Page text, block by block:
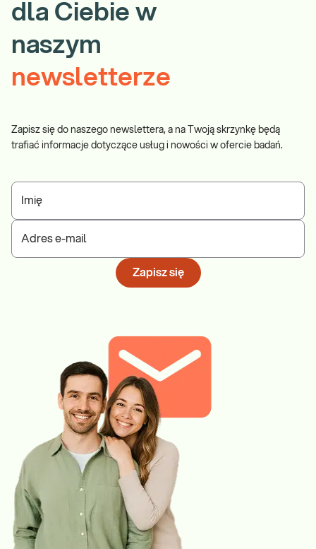
dla Ciebie w
naszym
newsletterze
Zapisz się do naszego newslettera, a na Twoją skrzynkę będą
trafiać informacje dotyczące usług i nowości w ofercie badań.
Imię
Adres e-mail
Zapisz się